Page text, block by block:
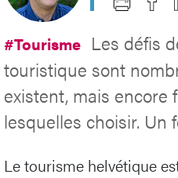
#Tourisme Les défis
touristique sont
existent, mais encore
lesquelles choisir. Un
Le tourisme helvétique